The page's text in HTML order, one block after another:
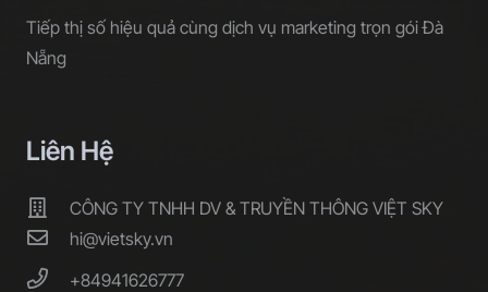
Tiếp thị số hiệu quả cùng dịch vụ marketing trọn gói Đà
Nẵng
Liên Hệ
CÔNG TY TNHH DV & TRUYỀN THÔNG VIỆT SKY
hi@vietsky.vn
+84941626777